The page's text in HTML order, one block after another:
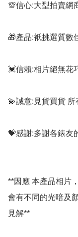
💯信心:大型拍賣網
🎁產品:衹挑選質數
💓信賴:相片絕無花
💫誠意:見貨買貨
💝感謝:多謝各錶友
**因應 本產品相片
會有不同的光喑及